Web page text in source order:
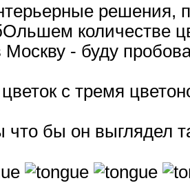
решения,
количестве
Москву - буду
с тремя
что бы он выглядел